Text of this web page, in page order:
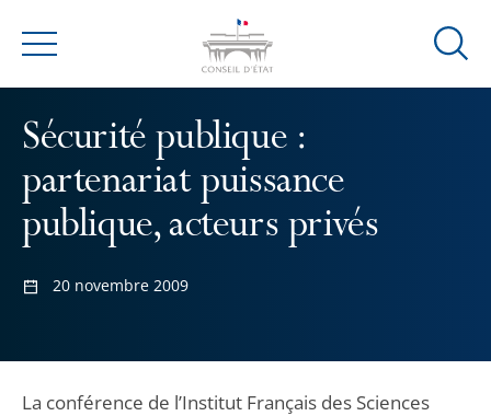
Menu
Ouvrir
Sécurité publique :
partenariat puissance
publique, acteurs privés
20 novembre 2009
La conférence de l’Institut Français des Sciences